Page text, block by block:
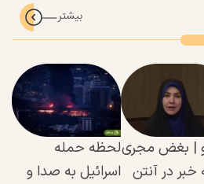
| بغض مجری
خبر در آنتن
لحظه حمله‌
اسرائیل به صدا و